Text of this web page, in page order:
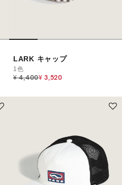
LARK キャップ
1色
Price reduced from
¥ 4,400to
¥ 3,520